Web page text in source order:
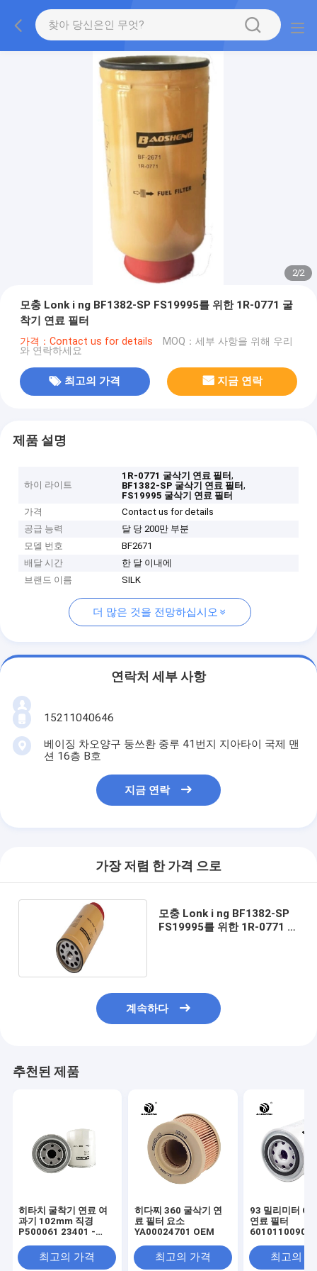
2/2
모충 Lonk i ng BF1382-SP FS19995를 위한 1R-0771 굴
착기 연료 필터
가격：Contact us for details MOQ：세부 사항을 위해 우리
와 연락하세요
최고의 가격 지금 연락
제품 설명
하이 라이트
1R-0771 굴삭기 연료 필터,
BF1382-SP 굴삭기 연료 필터,
FS19995 굴삭기 연료 필터
가격
Contact us for details
공급 능력
달 당 200만 부분
모델 번호
BF2671
배달 시간
한 달 이내에
브랜드 이름
SILK
더 많은 것을 전망하십시오
연락처 세부 사항
15211040646
베이징 차오양구 둥쓰환 중루 41번지 지아타이 국제 맨
션 16층 B호
지금 연락
가장 저렴 한 가격 으로
모충 Lonk i ng BF1382-SP
FS19995를 위한 1R-0771 굴
계속하다
추천된 제품
히타치 굴착기 연료 여
과기 102mm 직경
P500061 23401 -
최고의 가격
히다찌 360 굴삭기 연
료 필터 요소
YA00024701 OEM
최고의 가격
93 밀리미터
연료 필터
60101100909
로 빙그르르 돕
최고의